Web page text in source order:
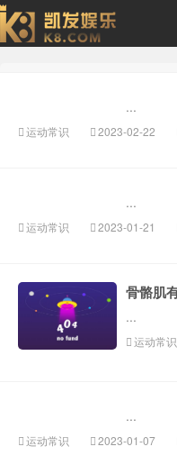
...
运动常识 2023-02-22
...
运动常识 2023-01-21
...
运动常识
...
运动常识 2023-01-07